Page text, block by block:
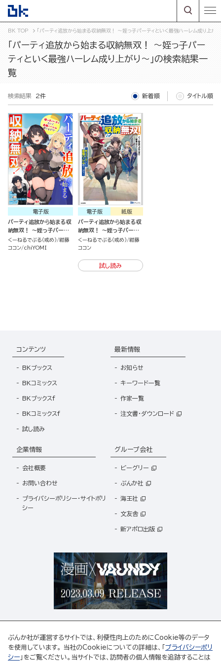
BK TOP 「パーティ追放から始まる収納無双！ ～姪っ子パーティといく最強ハーレム成り上が
「パーティ追放から始まる収納無双！ ～姪っ子パー
ティといく最強ハーレム成り上がり～」の検索結果一
覧
検索結果 2件 新着順 タイトル順
電子版
パーティ追放から始まる収
納無双！ ～姪っ子パーテ
ィといく最強ハーレム成り
上がり～ コミック版（分冊
くーねるでぶる（戒め） 紺藤
ココン chiYOMI
紙版
電子版
パーティ追放から始まる収
納無双！ ～姪っ子パーテ
ィといく最強ハーレム成り
上がり～
くーねるでぶる（戒め） 紺藤
ココン
試し読み
コンテンツ
BKブックス
BKコミックス
BKブックスf
BKコミックスf
試し読み
最新情報
お知らせ
キーワード一覧
作家一覧
注文書・ダウンロード
企業情報
会社概要
お問い合わせ
プライバシーポリシー・サイトポリ
シー
グループ会社
ビーグリー
ぶんか社
海王社
文友舎
新アポロ出版
ぶんか社が運営するサイトでは、利便性向上のためにCookie等のデータ
を使用しています。 当社のCookieについての詳細は、「 プライバシーポリ
シー 」をご覧ください。当サイトでは、訪問者の個人情報を追跡することは